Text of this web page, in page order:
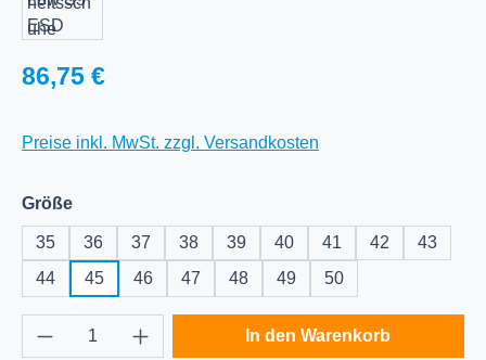
Regulärer Preis:
86,75 €
Preise inkl. MwSt. zzgl. Versandkosten
Größeauswählen
35 36 37 38 39 40 41 42
43
44
45 46 47 48 49 50
Produkt Anzahl: Gib den gewünschten
In den Warenkorb